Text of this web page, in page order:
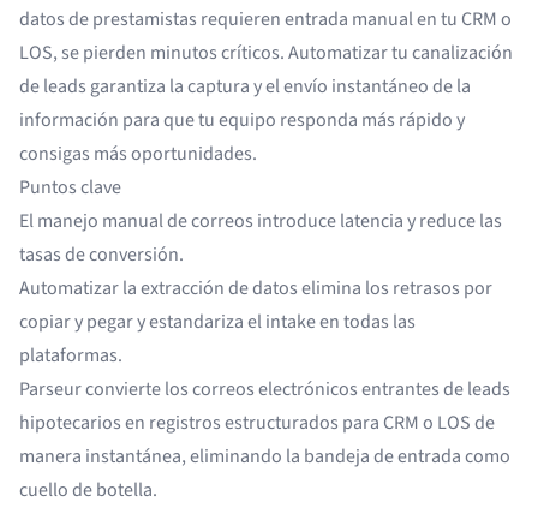
datos de prestamistas requieren entrada manual en tu CRM o
LOS, se pierden minutos críticos. Automatizar tu canalización
de leads garantiza la captura y el envío instantáneo de la
información para que tu equipo responda más rápido y
consigas más oportunidades.
Puntos clave
El manejo manual de correos introduce latencia y reduce las
tasas de conversión.
Automatizar la extracción de datos elimina los retrasos por
copiar y pegar y estandariza el intake en todas las
plataformas.
Parseur convierte los correos electrónicos entrantes de leads
hipotecarios en registros estructurados para CRM o LOS de
manera instantánea, eliminando la bandeja de entrada como
cuello de botella.